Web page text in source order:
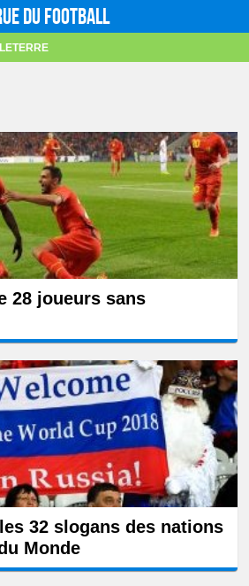
du football
28 joueurs sans
32 slogans des nations
Monde